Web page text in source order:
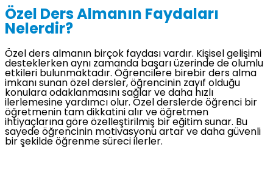
Özel Ders Almanın Faydaları
Nelerdir?
Özel ders almanın birçok faydası vardır. Kişisel gelişimi
desteklerken aynı zamanda başarı üzerinde de olumlu
etkileri bulunmaktadır. Öğrencilere birebir ders alma
imkanı sunan özel dersler, öğrencinin zayıf olduğu
konulara odaklanmasını sağlar ve daha hızlı
ilerlemesine yardımcı olur. Özel derslerde öğrenci bir
öğretmenin tam dikkatini alır ve öğretmen
ihtiyaçlarına göre özelleştirilmiş bir eğitim sunar. Bu
sayede öğrencinin motivasyonu artar ve daha güvenli
bir şekilde öğrenme süreci ilerler.